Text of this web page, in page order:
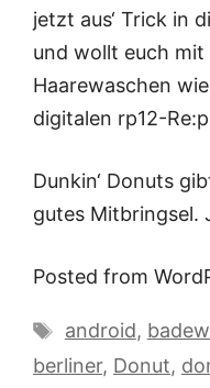
jetzt aus‘ Trick in
und wollt euch mit
Haarewaschen
digitalen rp12-
Dunkin‘ Donuts
gutes Mitbringsel.
Posted from
Schlagwörter
android,
berliner, Donut,